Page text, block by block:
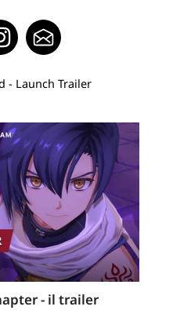
- Launch Trailer
- il trailer